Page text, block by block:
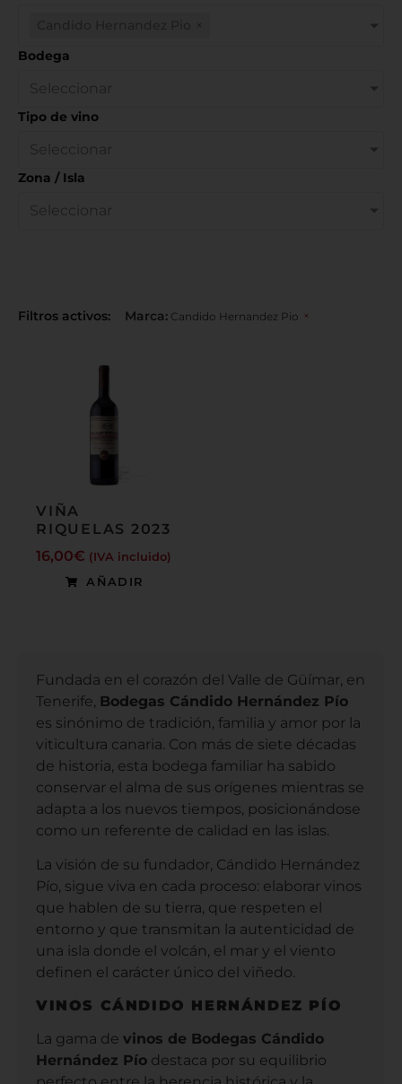
Bodega
Seleccionar
Tipo de vino
Seleccionar
Zona / Isla
Seleccionar
Filtros activos: Marca: Candido Hernandez Pio ×
VIÑA
RIQUELAS 2023
16,00€ (IVA incluido)
AÑADIR
Fundada en el corazón del Valle de Güímar, en
Tenerife, Bodegas Cándido Hernández Pío
es sinónimo de tradición, familia y amor por la
viticultura canaria. Con más de siete décadas
de historia, esta bodega familiar ha sabido
conservar el alma de sus orígenes mientras se
adapta a los nuevos tiempos, posicionándose
como un referente de calidad en las islas.
La visión de su fundador, Cándido Hernández
Pío, sigue viva en cada proceso: elaborar vinos
que hablen de su tierra, que respeten el
entorno y que transmitan la autenticidad de
una isla donde el volcán, el mar y el viento
definen el carácter único del viñedo.
VINOS CÁNDIDO HERNÁNDEZ PÍO
La gama de vinos de Bodegas Cándido
Hernández Pío destaca por su equilibrio